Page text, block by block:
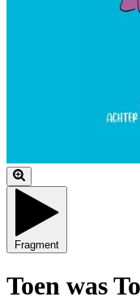
Fragment
Toen was